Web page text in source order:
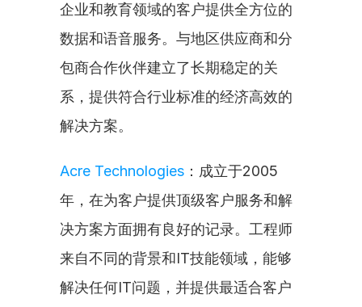
企业和教育领域的客户提供全方位的
数据和语音服务。与地区供应商和分
包商合作伙伴建立了长期稳定的关
系，提供符合行业标准的经济高效的
解决方案。
Acre Technologies ：成立于2005
年，在为客户提供顶级客户服务和解
决方案方面拥有良好的记录。工程师
来自不同的背景和IT技能领域，能够
解决任何IT问题，并提供最适合客户